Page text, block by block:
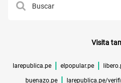
Visita
larepublica.pe elpopular.pe
buenazo.pe larepublica.pe/